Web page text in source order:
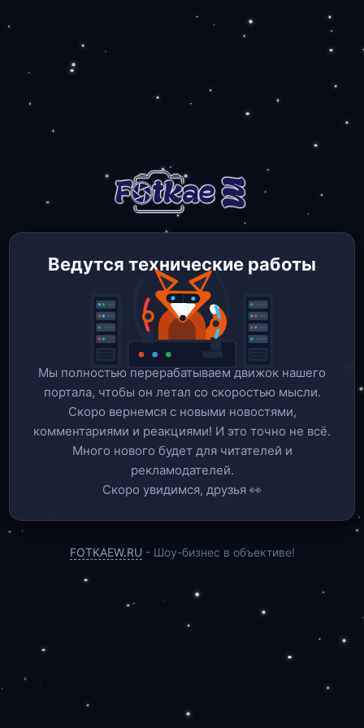
Ведутся технические работы
Мы полностью перерабатываем движок нашего
портала, чтобы он летал со скоростью мысли.
Скоро вернемся c новыми новостями,
комментариями и реакциями! И это точно не всё.
Много нового будет для читателей и
рекламодателей.
Скоро увидимся, друзья 👀
FOTKAEW.RU - Шоу-бизнес в объективе!